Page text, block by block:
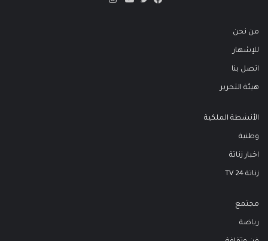
من نحن
للإشهار
اتصل بنا
هيئة التحرير
الأنشطة الملكية
وطنية
اخبار زناتة
زناتة 24 TV
مجتمع
رياضة